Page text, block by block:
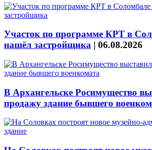
Участок по программе КРТ в
нашёл застройщика | 06.08.2026
В Архангельске Росимущество
продажу здание бывшего